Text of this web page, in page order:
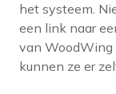
het systeem.
een link naar
van WoodWing
kunnen ze er